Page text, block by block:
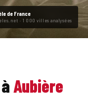
de France
· 1 000 villes analysées
Aubière